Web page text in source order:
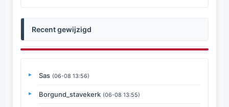
Recent gewijzigd
Sas (06-08 13:56)
Borgund_stavekerk (06-08 13:55)